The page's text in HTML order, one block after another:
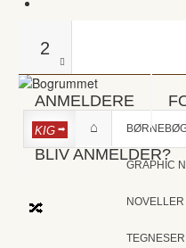
2
ANMELDERE
BLIV ANMELDER?
KIG
GRAPHIC
NOVELLER